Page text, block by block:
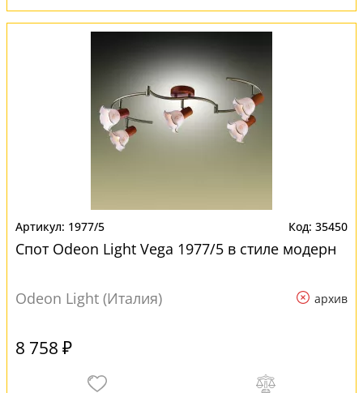
1977/5 35450
Спот Odeon Light Vega 1977/5 в стиле модерн
Odeon Light (Италия) архив
8 758 ₽